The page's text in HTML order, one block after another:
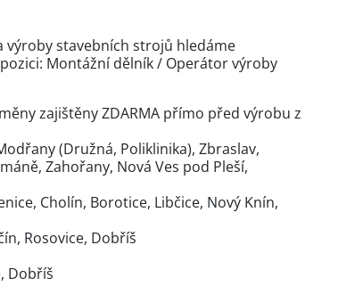
výroby stavebních strojů hledáme
Montážní dělník / Operátor výroby
zajištěny ZDARMA přímo před výrobu z
(Družná, Poliklinika), Zbraslav,
Zahořany, Nová Ves pod Pleší,
Cholín, Borotice, Libčice, Nový Knín,
Rosovice, Dobříš
Dobříš